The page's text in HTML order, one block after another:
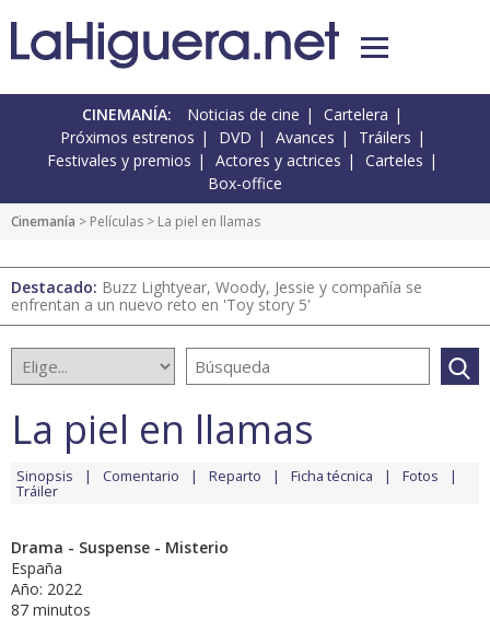
CINEMANÍA: Noticias de cine
Cartelera
Próximos estrenos
DVD Avances
Tráilers
Festivales y premios
Actores y actrices
Carteles
Box-office
Cinemanía > Películas > La piel en llamas
Destacado: Buzz Lightyear, Woody, Jessie y compañía se
enfrentan a un nuevo reto en 'Toy story 5'
La piel en llamas
Sinopsis Comentario Reparto Ficha técnica Fotos
Tráiler
Drama - Suspense - Misterio
España
Año: 2022
87 minutos